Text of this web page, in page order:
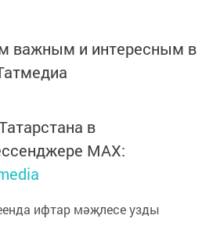
важным и интересным в
в
MАХ: